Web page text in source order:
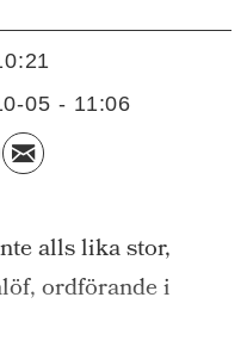
05 - 11:06
alls lika stor,
, ordförande i